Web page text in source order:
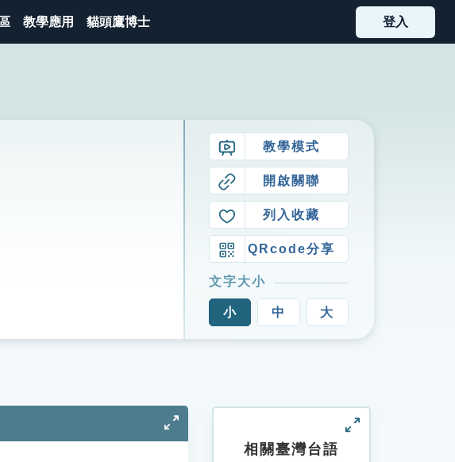
教學應用 貓頭鷹博士 登入
教學模式
開啟關聯
列入收藏
QRcode分享
文字大小
小 中 大
相關臺灣台語